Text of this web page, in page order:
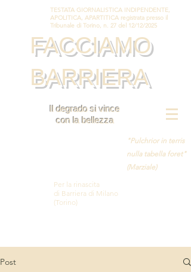
TESTATA GIORNALISTICA INDIPENDENTE,
APOLITICA, APARTITICA registrata presso il
Tribunale di Torino, n. 27 del 12/12/2025
FACCIAMO
BARRIERA
Il degrado si vince
con la bellezza
"Pulchrior in terris
nulla tabella foret"
(Marziale)
Per la rinascita
di Barriera di Milano
(Torino)
Post